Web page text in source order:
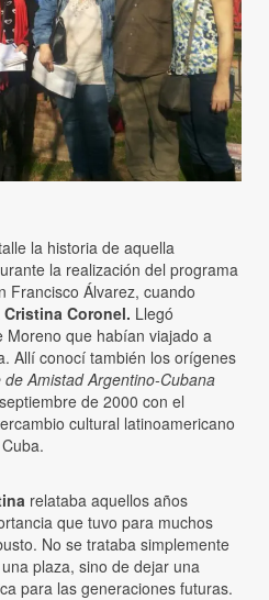
la historia de aquella
la realización del programa
Francisco Álvarez, cuando
Cristina Coronel. Llegó
que habían viajado a
Allí conocí también los orígenes
Amistad Argentino-Cubana
de 2000 con el
cultural latinoamericano
relataba aquellos años
que tuvo para muchos
No se trataba simplemente
plaza, sino de dejar una
para las generaciones futuras.